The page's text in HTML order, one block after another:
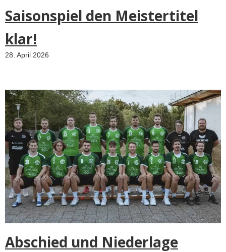
Saisonspiel den Meistertitel
klar!
28. April 2026
Abschied und Niederlage